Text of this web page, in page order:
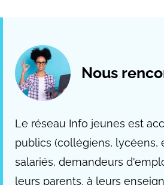
Nous
Le réseau Info jeunes est
publics (collégiens, lycéens,
salariés, demandeurs
leurs parents, à leurs